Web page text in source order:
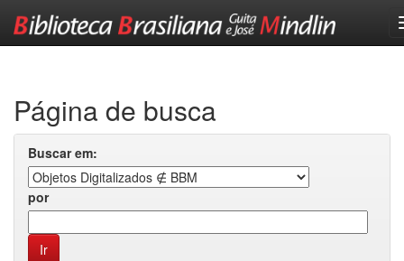
Página de busca
Buscar em:
por